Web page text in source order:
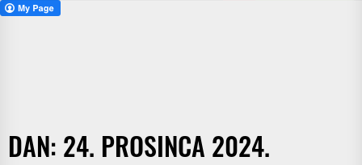
DAN: 24. PROSINCA 2024.